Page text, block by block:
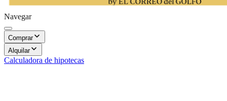
Navegar
Comprar
Alquilar
Calculadora de hipotecas